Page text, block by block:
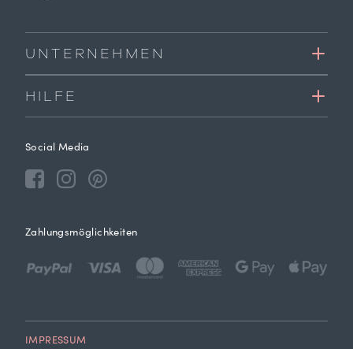
UNTERNEHMEN
HILFE
Social Media
Zahlungsmöglichkeiten
IMPRESSUM